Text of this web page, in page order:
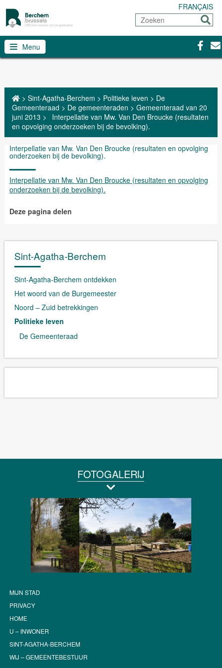
FRANÇAIS
Zoeken
Sturen
Menu
> Sint-Agatha-Berchem > Politieke leven > De
Gemeenteraad > De gemeenteraden > Gemeenteraad van 20
juni 2013 >
Interpellatie van Mw. Van Den Broucke (resultaten
en opvolging onderzoeken bij de bevolking).
Interpellatie van Mw. Van Den Broucke (resultaten en opvolging
onderzoeken bij de bevolking).
Interpellatie van Mw. Van Den Broucke (resultaten en opvolging
onderzoeken bij de bevolking).
Deze pagina delen
Sint-Agatha-Berchem
Sint-Agatha-Berchem ontdekken
Het woord van de Burgemeester
Noord – Zuid betrekkingen
Politieke leven
De Gemeenteraad
FOTOGALERIJ
MIJN STAD
PRIVACY
HOME
U – INWONER
SINT-AGATHA-BERCHEM
WIJ – GEMEENTEBESTUUR